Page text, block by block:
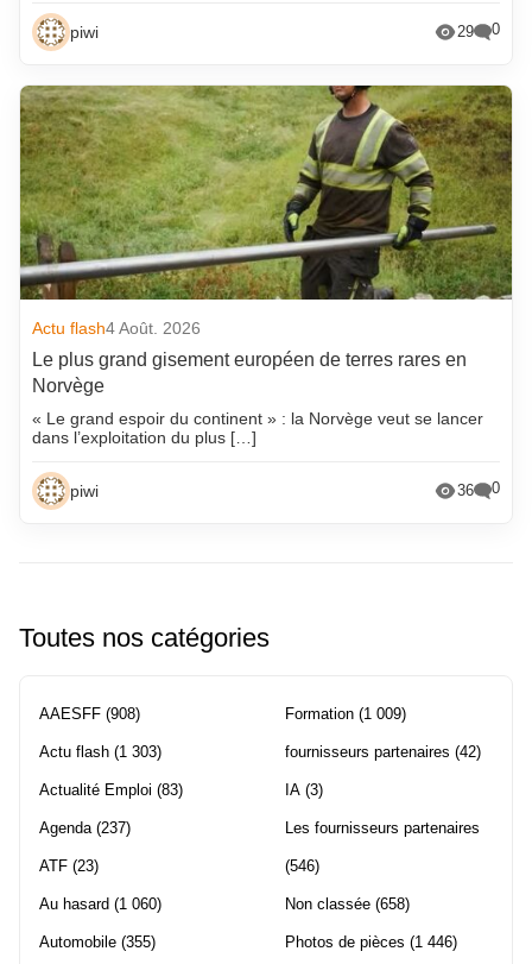
piwi 29 0
Actu flash4 Août. 2026
Le plus grand gisement européen de terres rares en
Norvège
« Le grand espoir du continent » : la Norvège veut se lancer
dans l’exploitation du plus […]
piwi 36 0
Toutes nos catégories
AAESFF (908)
Actu flash (1 303)
Actualité Emploi (83)
Agenda (237)
ATF (23)
Au hasard (1 060)
Automobile (355)
Formation (1 009)
fournisseurs partenaires (42)
IA (3)
Les fournisseurs partenaires
(546)
Non classée (658)
Photos de pièces (1 446)